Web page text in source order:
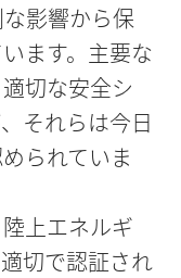
影響から保
ます。主要な
切な安全シ
それらは今日
られていま
上エネルギ
切で認証され